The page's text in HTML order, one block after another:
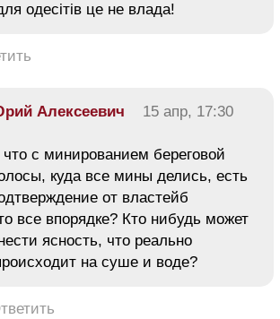
одесітів це не влада!
Алексеевич
15 апр, 17:30
с минированием береговой
куда все мины делись, есть
от властейб
все впорядке? Кто нибудь может
ясность, что реально
на суше и воде?